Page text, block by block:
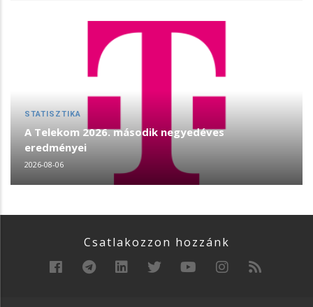
STATISZTIKA
A Telekom 2026. második negyedéves
eredményei
2026-08-06
Csatlakozzon hozzánk